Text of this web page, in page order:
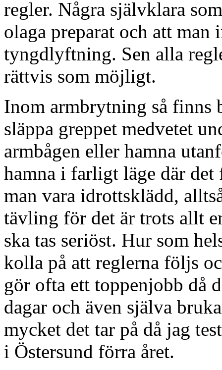
regler. Några självklara
olaga preparat och att
tyngdlyftning. Sen alla
rättvis som möjligt.
Inom armbrytning så finns
släppa greppet medvetet
armbågen eller hamna
hamna i farligt läge där det
man vara idrottsklädd,
tävling för det är trots allt
ska tas seriöst. Hur som
kolla på att reglerna följs
gör ofta ett toppenjobb då
dagar och även själva
mycket det tar på då jag
i Östersund förra året.